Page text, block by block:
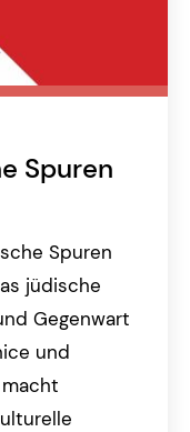
Spuren
Spuren
jüdische
Gegenwart
und